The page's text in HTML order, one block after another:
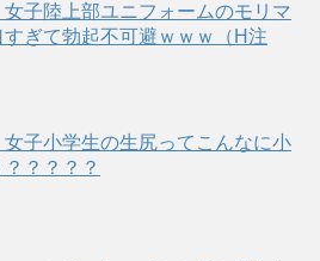
女子陸上部ユニフォームのモリマ
すぎて勃起不可避ｗｗｗ（H注
女子小学生の生尻ってこんなに小
？？？？